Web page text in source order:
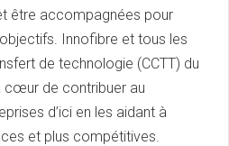
être accompagnées pour
Innofibre et tous les
de technologie (CCTT) du
cœur de contribuer au
d’ici en les aidant à
et plus compétitives.